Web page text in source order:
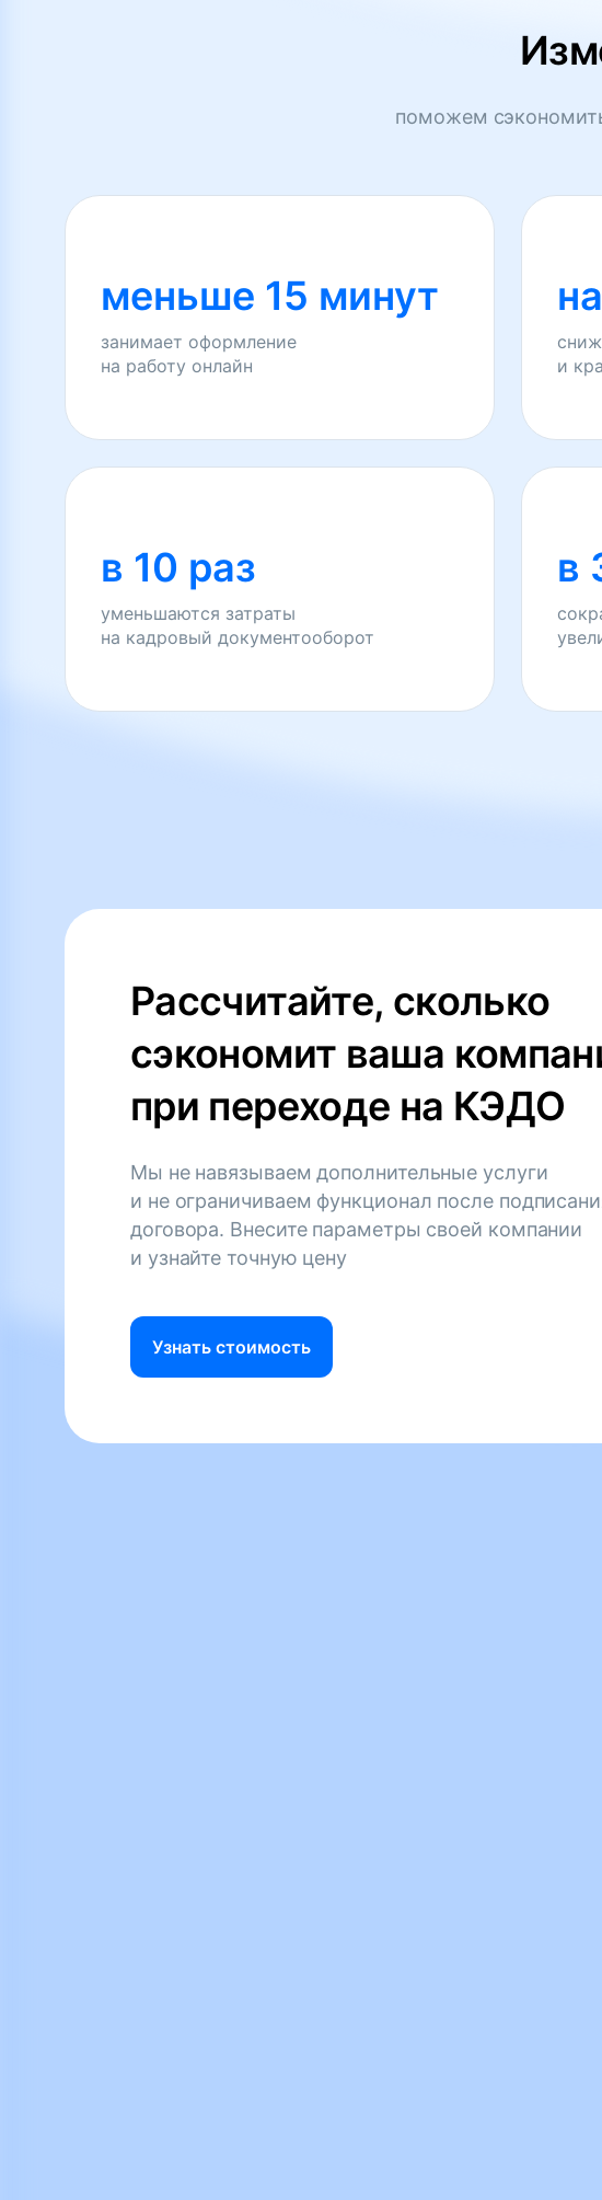
поможем
меньше 15 минут
занимает оформление
на работу онлайн
и
в 10 раз
уменьшаются затраты
на кадровый документооборот
в
Рассчитайте, сколько
сэкономит ваша
при переходе на КЭДО
Мы не навязываем дополнительные услуги
и не ограничиваем функционал после
договора. Внесите параметры своей компании
и узнайте точную цену
Узнать стоимость